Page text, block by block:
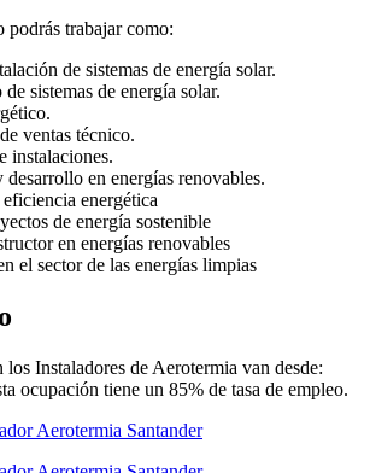
podrás trabajar como:
de sistemas de energía solar.
sistemas de energía solar.
ventas técnico.
instalaciones.
en energías renovables.
energética
de energía sostenible
en energías renovables
el sector de las energías limpias
Instaladores de Aerotermia van desde:
ocupación tiene un 85% de tasa de empleo.